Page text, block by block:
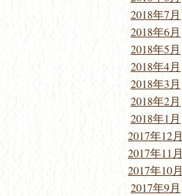
2018年7月
2018年6月
2018年5月
2018年4月
2018年3月
2018年2月
2018年1月
2017年12月
2017年11月
2017年10月
2017年9月